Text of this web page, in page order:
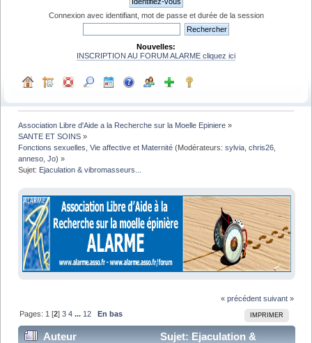
Connexion avec identifiant, mot de passe et durée de la session
Nouvelles:
INSCRIPTION AU FORUM ALARME cliquez ici
Association Libre d'Aide a la Recherche sur la Moelle Epiniere »
SANTE ET SOINS »
Fonctions sexuelles, Vie affective et Maternité (Modérateurs:sylvia ,chris26
anneso ,Jo) »
Sujet: Ejaculation & vibromasseurs...
« précédent suivant »
IMPRIMER
Pages: 1 [2]3 4 ... 12 En bas
Auteur
Sujet: Ejaculation &